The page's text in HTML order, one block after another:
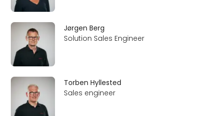
Jørgen Berg
Solution Sales Engineer
Torben Hyllested
Sales engineer